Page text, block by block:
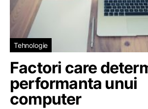
Tehnologie
Factori care
performanta unui
computer